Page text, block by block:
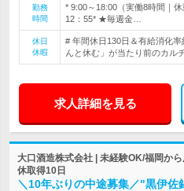
勤務
時間
* 9:00～18:00（実働8時間｜
12：55* ★毎週金…
休日
休暇
# 年間休日130日＆有給消化
んと休む」が当たり前のカル
求人詳細を見る
大口酒造株式会社 | 未経験OK/福岡か
休取得10日
＼10年ぶりの中途募集／"黒伊佐